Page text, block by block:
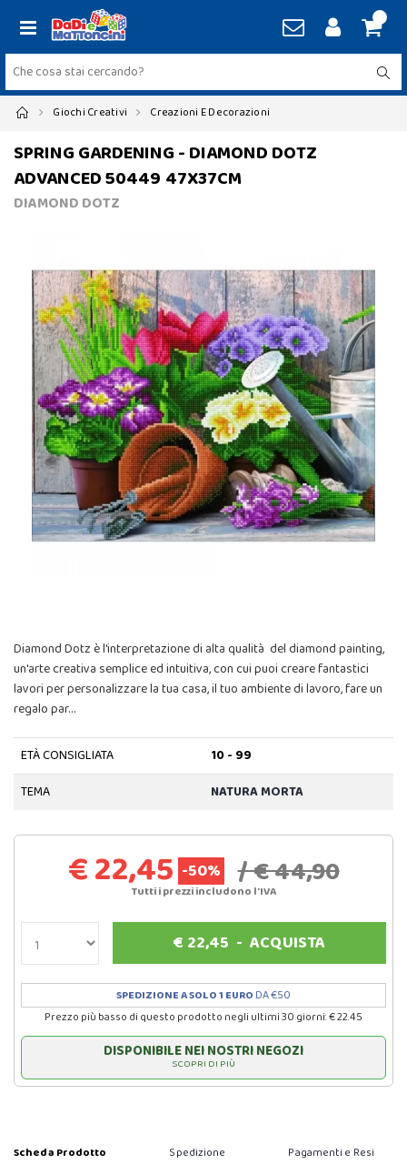
Giochi Creativi Creazioni E Decorazioni
SPRING GARDENING - DIAMOND DOTZ
ADVANCED 50449 47X37CM
DIAMOND DOTZ
Diamond Dotz è l'interpretazione di alta qualità del diamond painting,
un'arte creativa semplice ed intuitiva, con cui puoi creare fantastici
lavori per personalizzare la tua casa, il tuo ambiente di lavoro, fare un
regalo par…
ETÀ CONSIGLIATA
10 - 99
TEMA
NATURA MORTA
€ 22,45 -50% / € 44,90
Tutti i prezzi includono l'IVA
€ 22,45 -ACQUISTA
SPEDIZIONE A SOLO 1 EURO DA €50
Prezzo più basso di questo prodotto negli ultimi 30 giorni: € 22.45
DISPONIBILE NEI NOSTRI NEGOZI
SCOPRI DI PIÙ
Scheda Prodotto Spedizione Pagamenti e Resi